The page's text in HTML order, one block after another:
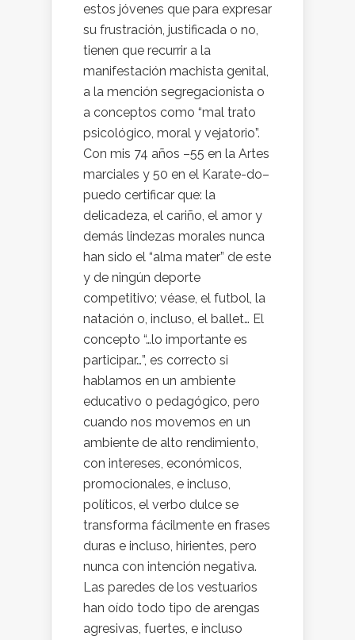
estos jóvenes que para expresar
su frustración, justificada o no,
tienen que recurrir a la
manifestación machista genital,
a la mención segregacionista o
a conceptos como “mal trato
psicológico, moral y vejatorio”.
Con mis 74 años –55 en la Artes
marciales y 50 en el Karate-do–
puedo certificar que: la
delicadeza, el cariño, el amor y
demás lindezas morales nunca
han sido el “alma mater” de este
y de ningún deporte
competitivo; véase, el futbol, la
natación o, incluso, el ballet… El
concepto “…lo importante es
participar…”, es correcto si
hablamos en un ambiente
educativo o pedagógico, pero
cuando nos movemos en un
ambiente de alto rendimiento,
con intereses, económicos,
promocionales, e incluso,
políticos, el verbo dulce se
transforma fácilmente en frases
duras e incluso, hirientes, pero
nunca con intención negativa.
Las paredes de los vestuarios
han oído todo tipo de arengas
agresivas, fuertes, e incluso